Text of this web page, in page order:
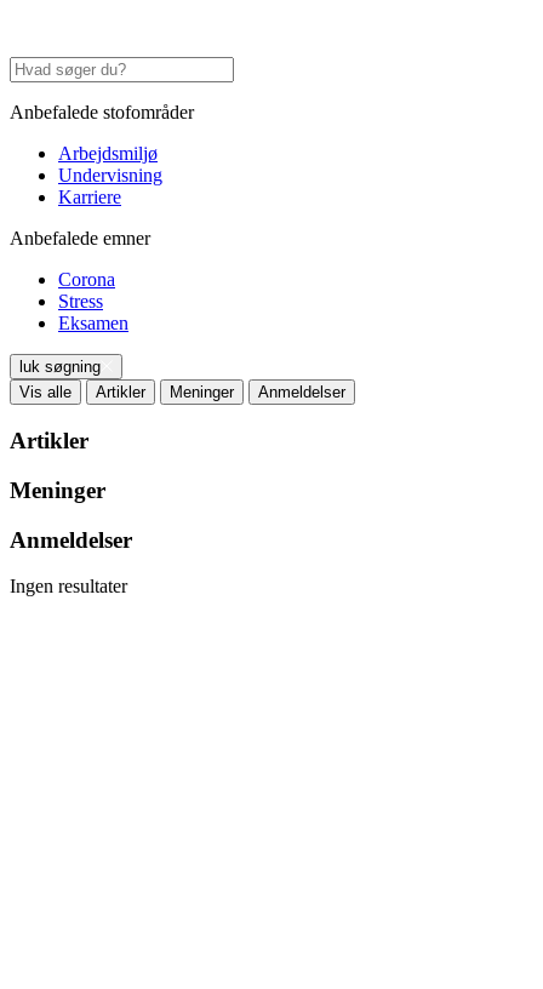
Anbefalede stofområder
Arbejdsmiljø
Undervisning
Karriere
Anbefalede emner
Corona
Stress
Eksamen
luk søgning
Vis alle
Artikler Meninger Anmeldelser
Artikler
Meninger
Anmeldelser
Ingen resultater